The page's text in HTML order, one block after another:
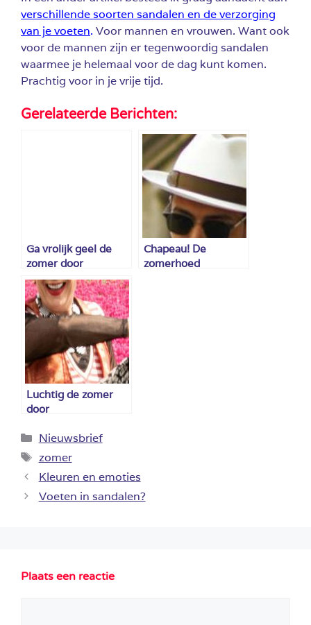
verschillende soorten sandalen en de verzorging
van je voeten. Voor mannen en vrouwen. Want ook
voor de mannen zijn er tegenwoordig sandalen
waarmee je helemaal voor de dag kunt komen.
Prachtig voor in je vrije tijd.
Gerelateerde Berichten:
Ga vrolijk geel de
zomer door
Chapeau! De
zomerhoed
Luchtig de zomer
door
Categorieën
Nieuwsbrief
Tags
zomer
Kleuren en emoties
Voeten in sandalen?
Plaats een reactie